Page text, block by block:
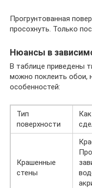
Прогрунтованная
просохнуть. Только
Нюансы в
В таблице приведены
можно поклеить обои,
особенностей:
Тип
поверхности
Крашенные
стены